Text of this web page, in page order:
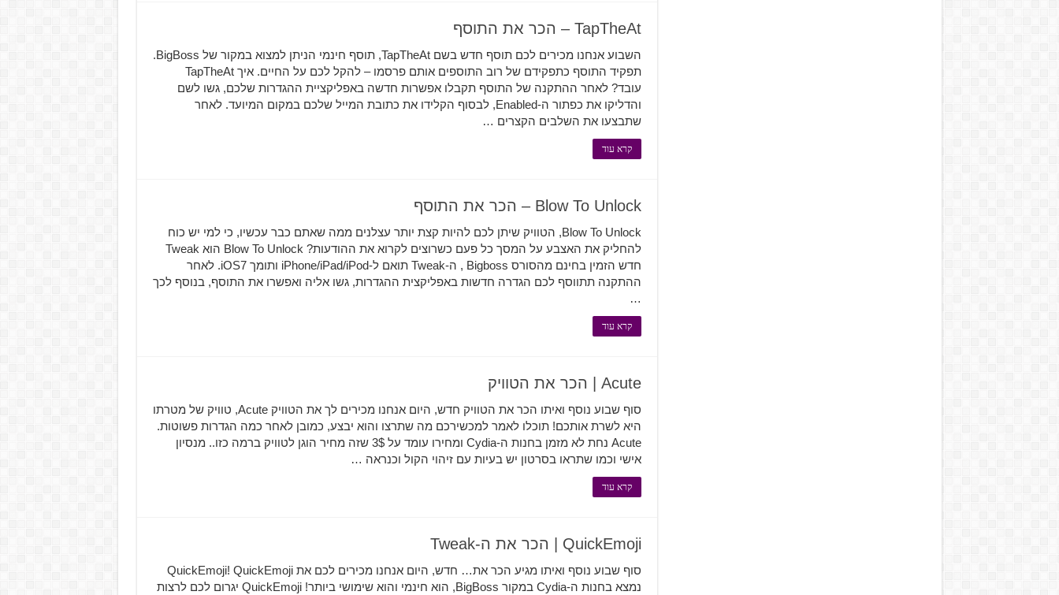
TapTheAt – הכר את התוסף
השבוע אנחנו מכירים לכם תוסף חדש בשם TapTheAt, תוסף חינמי הניתן למצוא במקור של BigBoss.
תפקיד התוסף כתפקידם של רוב התוספים אותם פרסמו – להקל לכם על החיים. איך TapTheAt
עובד? לאחר ההתקנה של התוסף תקבלו אפשרות חדשה באפליקציית ההגדרות שלכם, גשו לשם
והדליקו את כפתור ה-Enabled, לבסוף הקלידו את כתובת המייל שלכם במקום המיועד. לאחר
שתבצעו את השלבים הקצרים …
קרא עוד
Blow To Unlock – הכר את התוסף
Blow To Unlock, הטוויק שיתן לכם להיות קצת יותר עצלנים ממה שאתם כבר עכשיו, כי למי יש כוח
להחליק את האצבע על המסך כל פעם כשרוצים לקרוא את ההודעות? Blow To Unlock הוא Tweak
חדש הזמין בחינם מהסורס Bigboss , ה-Tweak תואם ל-iPhone/iPad/iPod ותומך iOS7. לאחר
ההתקנה תתווסף לכם הגדרה חדשות באפליקצית ההגדרות, גשו אליה ואפשרו את התוסף, בנוסף לכך
…
קרא עוד
Acute | הכר את הטוויק
סוף שבוע נוסף ואיתו הכר את הטוויק חדש, היום אנחנו מכירים לך את הטוויק Acute, טוויק של מטרתו
היא לשרת אותכם! תוכלו לאמר למכשירכם מה שתרצו והוא יבצע, כמובן לאחר כמה הגדרות פשוטות.
Acute נחת לא מזמן בחנות ה-Cydia ומחירו עומד על 3$ שזה מחיר הוגן לטוויק ברמה כזו.. מנסיון
אישי וכמו שתראו בסרטון יש בעיות עם זיהוי הקול וכנראה …
קרא עוד
QuickEmoji | הכר את ה-Tweak
סוף שבוע נוסף ואיתו מגיע הכר את… חדש, היום אנחנו מכירים לכם את QuickEmoji! QuickEmoji
נמצא בחנות ה-Cydia במקור BigBoss, הוא חינמי והוא שימושי ביותר! QuickEmoji יגרום לכם לרצות